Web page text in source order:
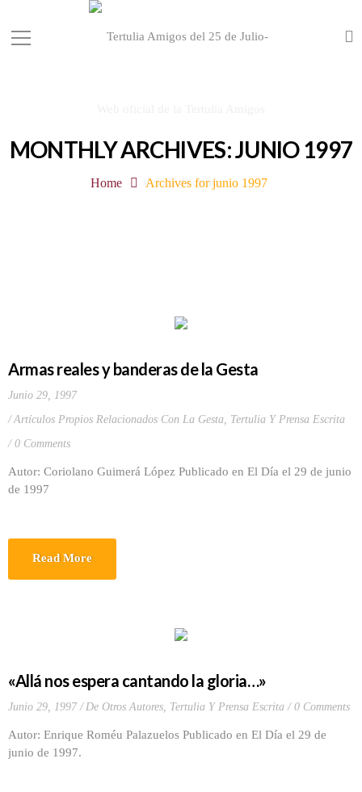
MONTHLY ARCHIVES: JUNIO 1997
Home Archives for junio 1997
Armas reales y banderas de la Gesta
Junio 29, 1997
Artículos Propios Relacionados Con La Gesta, Tertulia Y Prensa Escrita
0 Comments
Autor: Coriolano Guimerá López Publicado en El Día el 29 de junio
de 1997
Read More
«Allá nos espera cantando la gloria…»
Junio 29, 1997 De Otros Autores, Tertulia Y Prensa Escrita 0 Comments
Autor: Enrique Roméu Palazuelos Publicado en El Día el 29 de
junio de 1997.